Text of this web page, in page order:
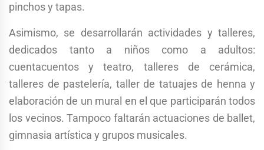
pinchos y tapas.
Asimismo, se desarrollarán actividades y talleres,
dedicados tanto a niños como a adultos:
cuentacuentos y teatro, talleres de cerámica,
talleres de pastelería, taller de tatuajes de henna y
elaboración de un mural en el que participarán todos
los vecinos. Tampoco faltarán actuaciones de ballet,
gimnasia artística y grupos musicales.